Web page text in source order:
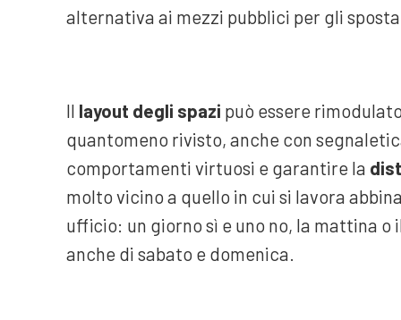
alternativa ai mezzi pubblici per gli
Il layout degli spazi può essere
quantomeno rivisto, anche con
comportamenti virtuosi e garantire la
molto vicino a quello in cui si lavora
ufficio: un giorno sì e uno no, la mattina
anche di sabato e domenica.